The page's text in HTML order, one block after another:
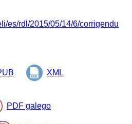
es/rdl/2015/05/14/6/corrigendu
XML
PDF galego